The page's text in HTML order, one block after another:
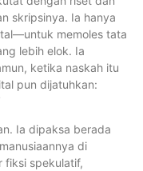
skripsinya. Ia hanya
memoles tata
lebih elok. Ia
ketika naskah itu
pun dijatuhkan:
Ia dipaksa berada
di
fiksi spekulatif,